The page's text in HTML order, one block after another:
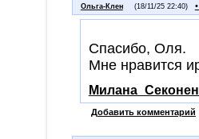
Ольга-Клен (18/11/25 22:40)
Спасибо, Оля.
Мне нравится
Добавить комментарий